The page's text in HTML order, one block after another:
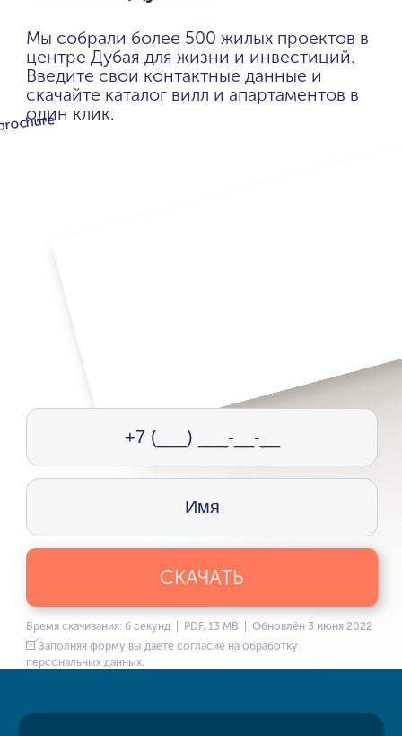
Мы собрали более 500 жилых проектов в
центре Дубая для жизни и инвестиций.
Введите свои контактные данные и
скачайте каталог вилл и апартаментов в
один клик.
СКАЧАТЬ
Время скачивания: 6 секунд | PDF, 13 MB | Обновлён 3 июня 2022
Заполняя форму вы даете согласие на обработку
персональных данных.